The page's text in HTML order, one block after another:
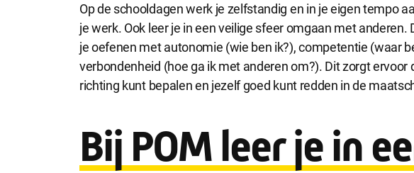
Op de schooldagen werk je zelfstandig en in je eigen tempo
je werk. Ook leer je in een veilige sfeer omgaan met anderen.
je oefenen met autonomie (wie ben ik?), competentie (waar
verbondenheid (hoe ga ik met anderen om?). Dit zorgt
richting kunt bepalen en jezelf goed kunt redden in de
Bij POM leer je in